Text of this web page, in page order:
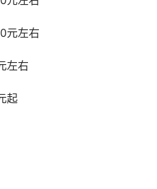
元左右
左右
起